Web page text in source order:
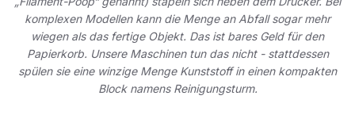
komplexen Modellen kann die Menge an Abfall sogar mehr
wiegen als das fertige Objekt. Das ist bares Geld für den
Papierkorb. Unsere Maschinen tun das nicht - stattdessen
spülen sie eine winzige Menge Kunststoff in einen kompakten
Block namens Reinigungsturm.